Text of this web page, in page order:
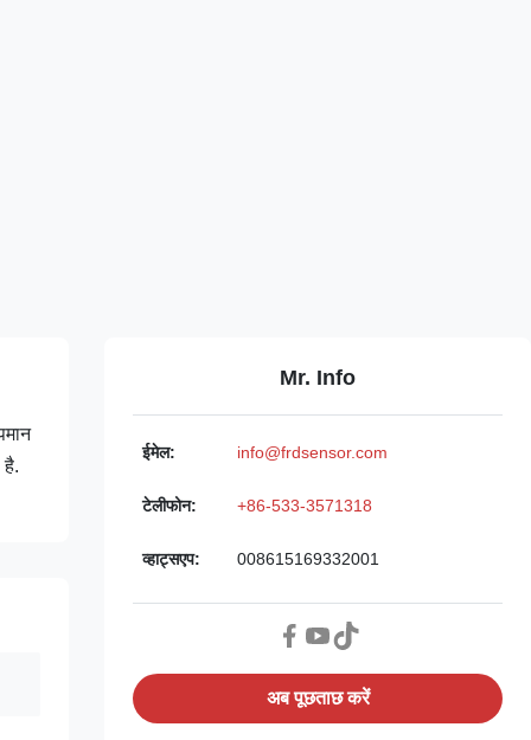
है.
Mr. Info
ईमेल: info@frdsensor.com
टेलीफोन: +86-533-3571318
व्हाट्सएप: 008615169332001
अब पूछताछ करें